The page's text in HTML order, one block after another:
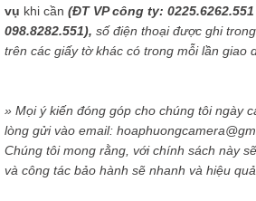
vụ khi cần (ĐT VP công ty:
098.8282.551), số điện thoại được ghi
trên các giấy tờ khác có trong mỗi lần giao
» Mọi ý kiến đóng góp cho chúng tôi ngày
lòng gửi vào email:
Chúng tôi mong rằng, với chính sách này
và công tác bảo hành sẽ nhanh và hiệu quả